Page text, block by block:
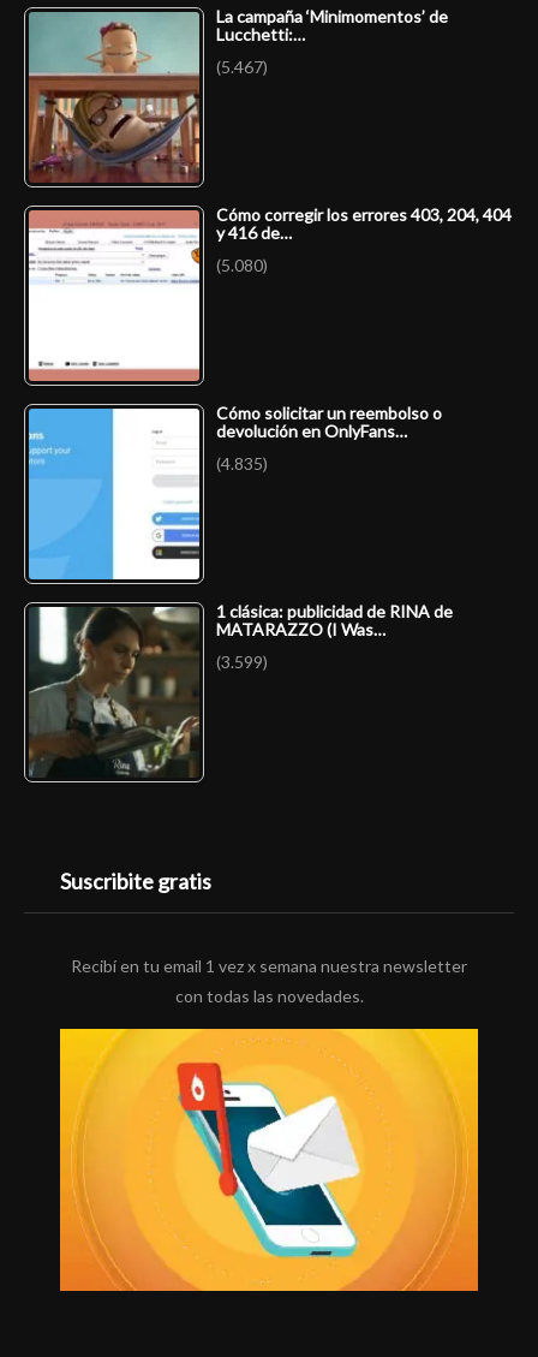
La campaña ‘Minimomentos’ de
Lucchetti:…
(5.467)
Cómo corregir los errores 403, 204, 404
y 416 de…
(5.080)
Cómo solicitar un reembolso o
devolución en OnlyFans…
(4.835)
1 clásica: publicidad de RINA de
MATARAZZO (I Was…
(3.599)
Suscribite gratis
Recibí en tu email 1 vez x semana nuestra newsletter
con todas las novedades.